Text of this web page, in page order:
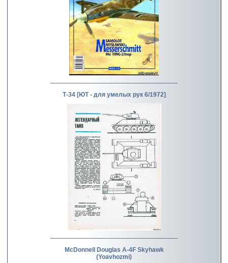
Т-34 [ЮТ - для умелых рук 6/1972]
McDonnell Douglas A-4F Skyhawk
(Yoavhozmi)